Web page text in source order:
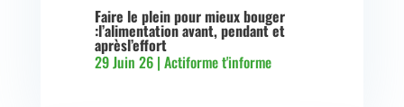
Faire le plein pour mieux bouger
:l’alimentation avant, pendant et
aprèsl’effort
29 Juin 26| Actiforme t'informe